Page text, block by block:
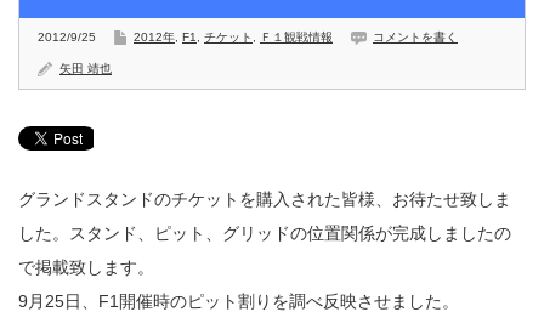
2012/9/25 2012年 F1 チケット Ｆ１観戦情報 コメントを書く
矢田 靖也
グランドスタンドのチケットを購入された皆様、お待たせ致しま
した。スタンド、ピット、グリッドの位置関係が完成しましたの
で掲載致します。
9月25日、F1開催時のピット割りを調べ反映させました。